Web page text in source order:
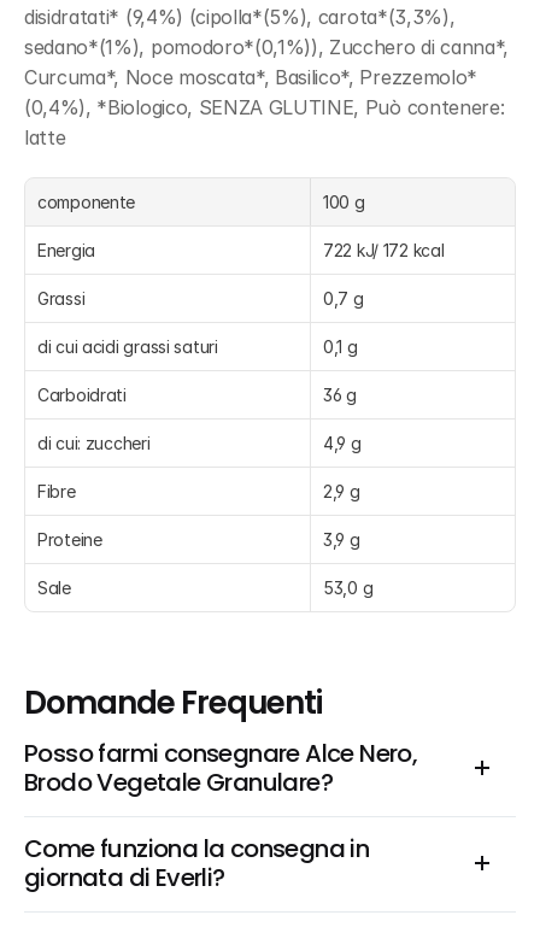
disidratati* (9,4%) (cipolla*(5%), carota*(3,3%),
sedano*(1%), pomodoro*(0,1%)), Zucchero di canna*,
Curcuma*, Noce moscata*, Basilico*, Prezzemolo*
(0,4%), *Biologico, SENZA GLUTINE, Può contenere:
latte
componente 100 g
Energia 722 kJ/ 172 kcal
Grassi 0,7 g
di cui acidi grassi saturi 0,1 g
Carboidrati 36 g
di cui: zuccheri 4,9 g
Fibre 2,9 g
Proteine 3,9 g
Sale 53,0 g
Domande Frequenti
Posso farmi consegnare Alce Nero,
Brodo Vegetale Granulare?
Come funziona la consegna in
giornata di Everli?